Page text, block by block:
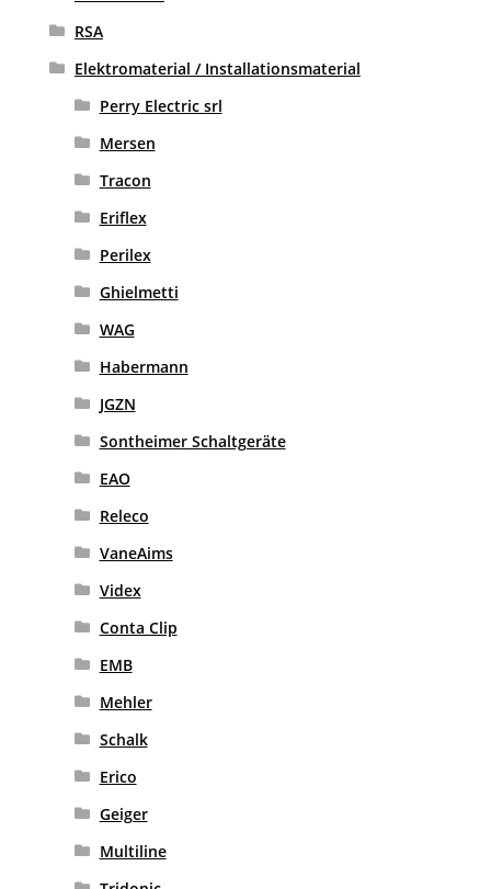
RSA
Elektromaterial / Installationsmaterial
Perry Electric srl
Mersen
Tracon
Eriflex
Perilex
Ghielmetti
WAG
Habermann
JGZN
Sontheimer Schaltgeräte
EAO
Releco
VaneAims
Videx
Conta Clip
EMB
Mehler
Schalk
Erico
Geiger
Multiline